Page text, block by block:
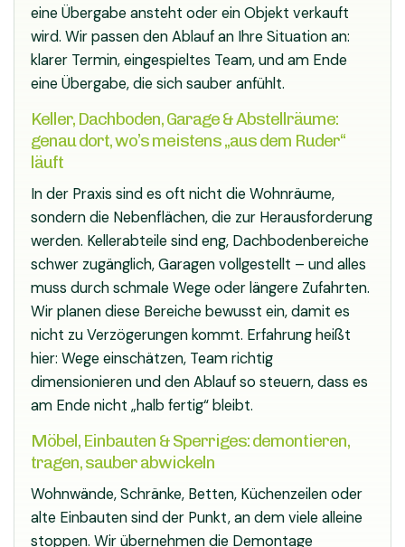
eine Übergabe ansteht oder ein Objekt verkauft
wird. Wir passen den Ablauf an Ihre Situation an:
klarer Termin, eingespieltes Team, und am Ende
eine Übergabe, die sich sauber anfühlt.
Keller, Dachboden, Garage & Abstellräume:
genau dort, wo’s meistens „aus dem Ruder“
läuft
In der Praxis sind es oft nicht die Wohnräume,
sondern die Nebenflächen, die zur Herausforderung
werden. Kellerabteile sind eng, Dachbodenbereiche
schwer zugänglich, Garagen vollgestellt – und alles
muss durch schmale Wege oder längere Zufahrten.
Wir planen diese Bereiche bewusst ein, damit es
nicht zu Verzögerungen kommt. Erfahrung heißt
hier: Wege einschätzen, Team richtig
dimensionieren und den Ablauf so steuern, dass es
am Ende nicht „halb fertig“ bleibt.
Möbel, Einbauten & Sperriges: demontieren,
tragen, sauber abwickeln
Wohnwände, Schränke, Betten, Küchenzeilen oder
alte Einbauten sind der Punkt, an dem viele alleine
stoppen. Wir übernehmen die Demontage